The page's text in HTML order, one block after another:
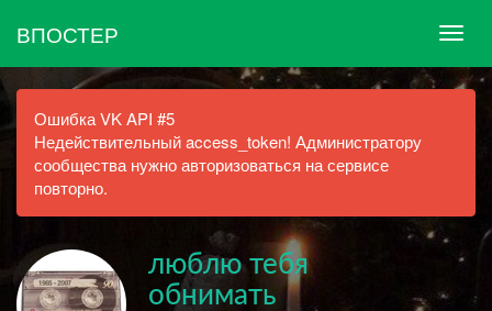
ВПОСТЕР
Ошибка VK API #5
Недействительный access_token! Администратору
сообщества нужно авторизоваться на сервисе
повторно.
люблю тебя
обнимать